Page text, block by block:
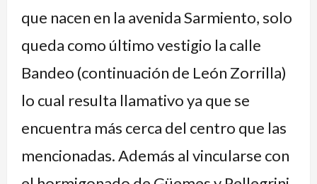
que nacen en la avenida Sarmiento, solo
queda como último vestigio la calle
Bandeo (continuación de León Zorrilla)
lo cual resulta llamativo ya que se
encuentra más cerca del centro que las
mencionadas. Además al vincularse con